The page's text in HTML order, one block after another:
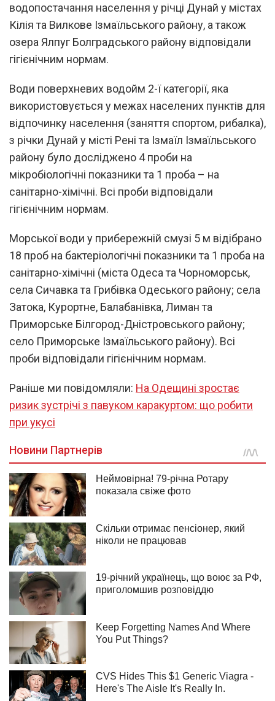
водопостачання населення у річці Дунай у містах
Кілія та Вилкове Ізмаїльського району, а також
озера Ялпуг Болградського району відповідали
гігієнічним нормам.
Води поверхневих водойм 2-ї категорії, яка
використовується у межах населених пунктів для
відпочинку населення (заняття спортом, рибалка),
з річки Дунай у місті Рені та Ізмаїл Ізмаїльського
району було досліджено 4 проби на
мікробіологічні показники та 1 проба – на
санітарно-хімічні. Всі проби відповідали
гігієнічним нормам.
Морської води у прибережній смузі 5 м відібрано
18 проб на бактеріологічні показники та 1 проба на
санітарно-хімічні (міста Одеса та Чорноморськ,
села Сичавка та Грибівка Одеського району; села
Затока, Курортне, Балабанівка, Лиман та
Приморське Білгород-Дністровського району;
село Приморське Ізмаїльського району). Всі
проби відповідали гігієнічним нормам.
Раніше ми повідомляли: На Одещині зростає
ризик зустрічі з павуком каракуртом: що робити
при укусі